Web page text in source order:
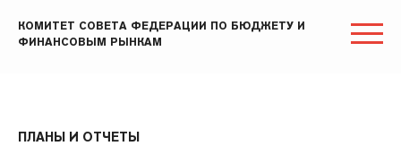
КОМИТЕТ СОВЕТА ФЕДЕРАЦИИ ПО БЮДЖЕТУ И
ФИНАНСОВЫМ РЫНКАМ
ПЛАНЫ И ОТЧЕТЫ